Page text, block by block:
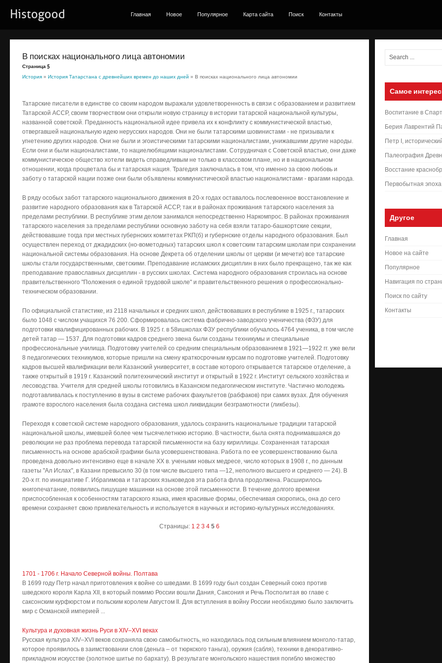
Histogood Главная Новое Популярное Карта сайта Поиск Контакты
В поисках национального лица автономии
Страница 5
История » История Татарстана с древнейших времен до наших дней » В поисках национального лица автономии
Татарские писатели в единстве со своим народом выражали удовлетворенность в связи с образованием и развитием
Татарской АССР, своим творчеством они открыли новую страницу в истории татарской национальной культуры,
названной советской. Преданность национальной идее привела их к конфликту с коммунистической властью,
отвергавшей национальную идею нерусских народов. Они не были татарскими шовинистами - не призывали к
угнетению других народов. Они не были и эгоистическими татарскими националистами, унижавшими другие народы.
Если они и были националистами, то нациелюбящими националистами. Сотрудничая с Советской властью, они даже
коммунистическое общество хотели видеть справедливым не только в классовом плане, но и в национальном
отношении, когда процветала бы и татарская нация. Трагедия заключалась в том, что именно за свою любовь и
заботу о татарской нации позже они были объявлены коммунистической властью националистами - врагами народа.
В ряду особых забот татарского национального движения в 20-х годах оставалось послевоенное восстановление и
развитие народного образования как в Татарской АССР, так и в районах проживания татарского населения за
пределами республики. В республике этим делом занимался непосредственно Наркомпрос. В районах проживания
татарского населения за пределами республики основную заботу на себя взяли татаро-башкортские секции,
действовавшие тогда при местных губернских комитетах РКП(б) и губернские отделы народного образования. Был
осуществлен переход от джадидских (но-вометодных) татарских школ к советским татарским школам при сохранении
национальной системы образования. На основе Декрета об отделении школы от церкви (и мечети) все татарские
школы стали государственными, светскими. Преподавание исламских дисциплин в них было прекращено, так же как
преподавание православных дисциплин - в русских школах. Система народного образования строилась на основе
правительственного "Положения о единой трудовой школе" и правительственного решения о профессионально-
техническом образовании.
По официальной статистике, из 2118 начальных и средних школ, действовавших в республике в 1925 г., татарских
было 1048 с числом учащихся 76 200. Сформировалась система фабрично-заводского ученичества (ФЗУ) для
подготовки квалифицированных рабочих. В 1925 г. в 58ишколах ФЗУ республики обучалось 4764 ученика, в том числе
детей татар — 1537. Для подготовки кадров среднего звена были созданы техникумы и специальные
профессиональные училища. Подготовку учителей со средним специальным образованием в 1921—1922 гг. уже вели
8 педагогических техникумов, которые пришли на смену краткосрочным курсам по подготовке учителей. Подготовку
кадров высшей квалификации вели Казанский университет, в составе которого открывается татарское отделение, а
также открытый в 1919 г. Казанский политехнический институт и открытый в 1922 г. Институт сельского хозяйства и
лесоводства. Учителя для средней школы готовились в Казанском педагогическом институте. Частично молодежь
подготавливалась к поступлению в вузы в системе рабочих факультетов (рабфаков) при самих вузах. Для обучения
грамоте взрослого населения была создана система школ ликвидации безграмотности (ликбезы).
Переходя к советской системе народного образования, удалось сохранить национальные традиции татарской
национальной школы, имевшей более чем тысячелетнюю историю. В частности, была снята поднимавшаяся до
революции не раз проблема перевода татарской письменности на базу кириллицы. Сохраненная татарская
письменность на основе арабской графики была усовершенствована. Работа по ее усовершенствованию была
проведена довольно интенсивно еще в начале XX в. учеными новых медресе, число которых в 1908 г., по данным
газеты "Ал Ислах", в Казани превысило 30 (в том числе высшего типа —12, неполного высшего и среднего — 24). В
20-х гг. по инициативе Г. Ибрагимова и татарских языковедов эта работа флла продолжена. Расширилось
книгопечатание, появились пишущие машинки на основе этой письменности. В течение долгого времени
приспособленная к особенностям татарского языка, имея красивые формы, обеспечивая скоропись, она до сего
времени сохраняет свою привлекательность и используется в научных и историко-культурных исследованиях.
Страницы: 1 2 3 4 5 6
1701 - 1706 г. Начало Северной войны. Полтава
В 1699 году Петр начал приготовления к войне со шведами. В 1699 году был создан Северный союз против
шведского короля Карла XII, в который помимо России вошли Дания, Саксония и Речь Посполитая во главе с
саксонским курфюрстом и польским королем Августом II. Для вступления в войну России необходимо было заключить
мир с Османской империей ...
Культура и духовная жизнь Руси в XIV–XVI веках
Русская культура XIV–XVI веков сохраняла свою самобытность, но находилась под сильным влиянием монголо-татар,
которое проявилось в заимствовании слов (деньга – от тюркского таньга), оружия (сабля), техники в декоративно-
прикладном искусстве (золотное шитье по бархату). В результате монгольского нашествия погибло множество
Самое
Воспитание в
Берия Лаврентий
Петр I,
Палеография
Восстание
Первобытная
Другое
Главная
Новое на сайте
Популярное
Навигация по
Поиск по сайту
Контакты